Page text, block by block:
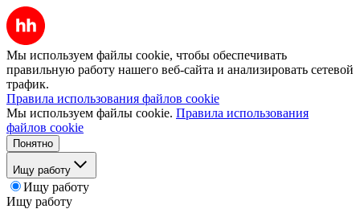
Мы используем файлы cookie, чтобы обеспечивать
правильную работу нашего веб-сайта и анализировать сетевой
трафик.
Правила использования файлов cookie
Мы используем файлы cookie. Правила использования
файлов cookie
Понятно
Ищу работу
Ищу работу
Ищу работу